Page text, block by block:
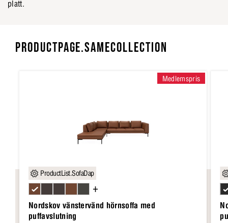
platt.
PRODUCTPAGE.SAMECOLLECTION
Medlemspris
ProductList.SofaDap
Nordskov vänstervänd hörnsoffa med
puffavslutning
+